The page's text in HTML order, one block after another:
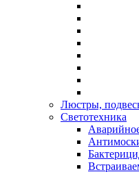
Люстры,
Светотехника